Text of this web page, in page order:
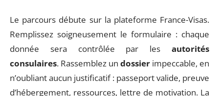
Le parcours débute sur la plateforme France-Visas.
Remplissez soigneusement le formulaire : chaque
donnée sera contrôlée par les autorités
consulaires. Rassemblez un dossier impeccable, en
n’oubliant aucun justificatif : passeport valide, preuve
d’hébergement, ressources, lettre de motivation. La